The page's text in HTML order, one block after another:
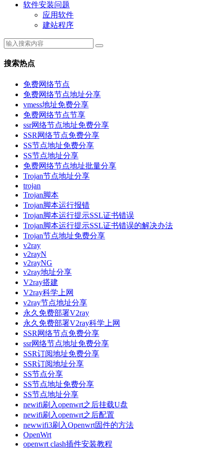
软件安装问题
应用软件
建站程序
搜索热点
免费网络节点
免费网络节点地址分享
vmess地址免费分享
免费网络节点节享
ssr网络节点地址免费分享
SSR网络节点免费分享
SS节点地址免费分享
SS节点地址分享
免费网络节点地址批量分享
Trojan节点地址分享
trojan
Trojan脚本
Trojan脚本运行报错
Trojan脚本运行提示SSL证书错误
Trojan脚本运行提示SSL证书错误的解决办法
Trojan节点地址免费分享
v2ray
v2rayN
v2rayNG
v2ray地址分享
V2ray搭建
V2ray科学上网
v2ray节点地址分享
永久免费部署V2ray
永久免费部署V2ray科学上网
SSR网络节点免费分享
ssr网络节点地址免费分享
SSR订阅地址免费分享
SSR订阅地址分享
SS节点分享
SS节点地址免费分享
SS节点地址分享
newifi刷入openwrt之后挂载U盘
newifi刷入openwrt之后配置
newwifi3刷入Openwrt固件的方法
OpenWrt
openwrt clash插件安装教程